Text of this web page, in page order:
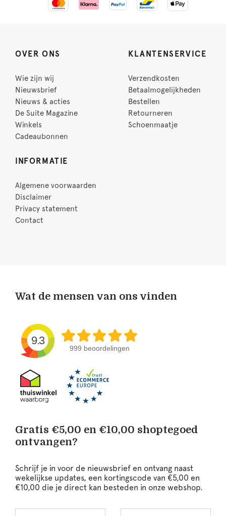
OVER ONS
Wie zijn wij
Nieuwsbrief
Nieuws & acties
De Suite Magazine
Winkels
Cadeaubonnen
KLANTENSERVICE
Verzendkosten
Betaalmogelijkheden
Bestellen
Retourneren
Schoenmaatje
INFORMATIE
Algemene voorwaarden
Disclaimer
Privacy statement
Contact
Wat de mensen van ons vinden
9.3
999 beoordelingen
Gratis €5,00 en €10,00 shoptegoed
ontvangen?
Schrijf je in voor de nieuwsbrief en ontvang naast
wekelijkse updates, een kortingscode van €5,00 en
€10,00 die je direct kan besteden in onze webshop.